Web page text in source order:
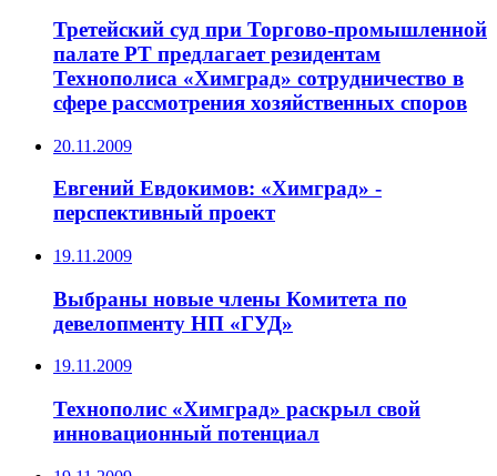
Третейский суд при Торгово-промышленной
палате РТ предлагает резидентам
Технополиса «Химград» сотрудничество в
сфере рассмотрения хозяйственных споров
20.11.2009
Евгений Евдокимов: «Химград» -
перспективный проект
19.11.2009
Выбраны новые члены Комитета по
девелопменту НП «ГУД»
19.11.2009
Технополис «Химград» раскрыл свой
инновационный потенциал